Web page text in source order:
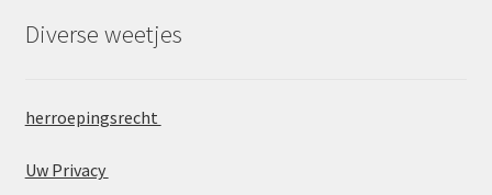
Uw privacy
Diverse weetjes
herroepingsrecht
Uw Privacy